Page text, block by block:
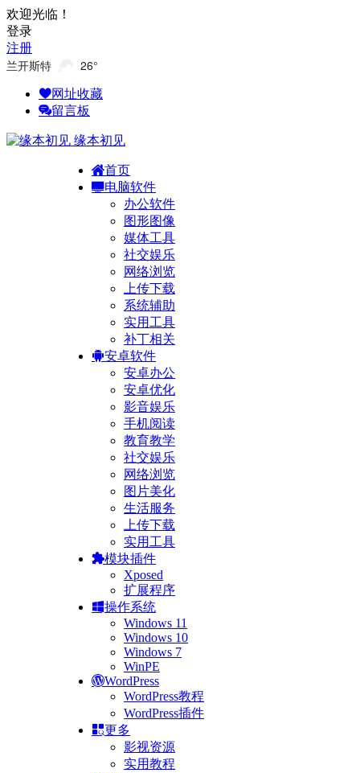
欢迎光临！
登录
注册
兰开斯特 26°
网址收藏
留言板
缘本初见
首页
电脑软件
办公软件
图形图像
媒体工具
社交娱乐
网络浏览
上传下载
系统辅助
实用工具
补丁相关
安卓软件
安卓办公
安卓优化
影音娱乐
手机阅读
教育教学
社交娱乐
网络浏览
图片美化
生活服务
上传下载
实用工具
模块插件
Xposed
扩展程序
操作系统
Windows 11
Windows 10
Windows 7
WinPE
WordPress
WordPress教程
WordPress插件
更多
影视资源
实用教程